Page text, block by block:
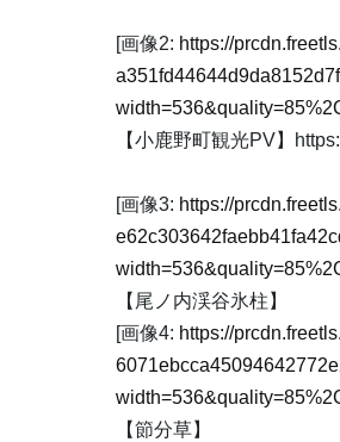
[画像2: https://
【小鹿野町観光PV】
[画像3: https://
【尾ノ内渓谷氷柱】
[画像4: https://
【節分草】